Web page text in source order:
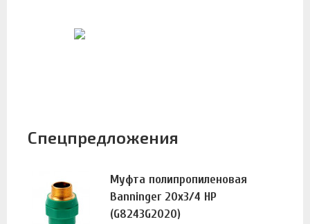
Спецпредложения
Муфта полипропиленовая
Banninger 20х3/4 НР
(G8243G2020)